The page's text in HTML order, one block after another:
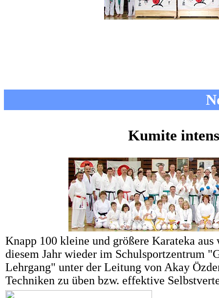
Kumite
Knapp 100 kleine und größere Karateka
diesem Jahr wieder im Schulsportzentrum
Lehrgang" unter der Leitung von Akay
Techniken zu üben bzw. effektive